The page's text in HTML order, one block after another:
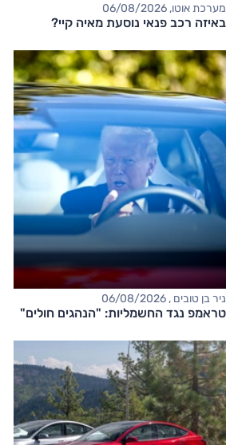
מערכת אוטו, 06/08/2026
באיזה רכב פנאי נוסעת מאיה קיי?
ניר בן טובים , 06/08/2026
טראמפ נגד החשמליות: "הנהגים חולים"